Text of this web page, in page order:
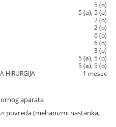
5 (o)
5 (a), 5 (o)
2 (o)
2 (o)
6 (o)
6 (o)
3 (o)
5 (a), 5 (o)
5 (a), 5 (o)
HIRURGIJA
1 mesec
aparata
povreda (mehanizmi nastanka,